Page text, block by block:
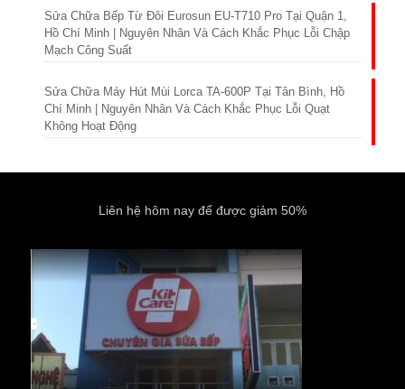
Sửa Chữa Bếp Từ Đôi Eurosun EU-T710 Pro Tại Quận 1,
Hồ Chí Minh | Nguyên Nhân Và Cách Khắc Phục Lỗi Chập
Mạch Công Suất
Sửa Chữa Máy Hút Mùi Lorca TA-600P Tại Tân Bình, Hồ
Chí Minh | Nguyên Nhân Và Cách Khắc Phục Lỗi Quạt
Không Hoạt Động
Liên hệ hôm nay để được giảm 50%